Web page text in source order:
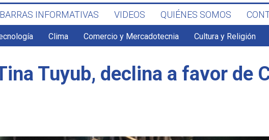
BARRAS INFORMATIVAS VIDEOS QUIÉNES SOMOS
Clima Comercio y Mercadotecnia Cultura y Religión
Tuyub, declina a favor de